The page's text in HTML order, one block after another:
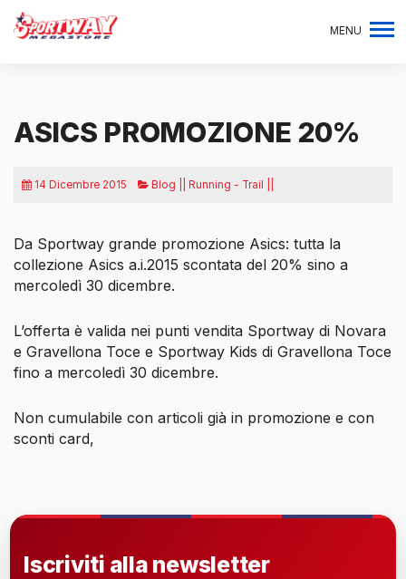
MENU
ASICS PROMOZIONE 20%
14 Dicembre 2015 Blog || Running - Trail ||
Da Sportway grande promozione Asics: tutta la
collezione Asics a.i.2015 scontata del 20% sino a
mercoledì 30 dicembre.
L’offerta è valida nei punti vendita Sportway di Novara
e Gravellona Toce e Sportway Kids di Gravellona Toce
fino a mercoledì 30 dicembre.
Non cumulabile con articoli già in promozione e con
sconti card,
Iscriviti alla newsletter